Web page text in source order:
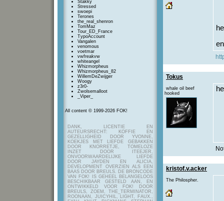
Stakky
Stressed
swoepi
Terones
the_real_shenron
TomMaz
Tour_ED_France
TypoAccount
Vangalen
venomous
voetmar
vwfreakvw
whiteangel
Whizmorpheus
Whizmorpheus_82
WillemDeZwijger
Woogy
z3r0-
Zwolsemalloot
_Viper_
All content © 1999-2026 FOK!
DANK, LICENTIE EN
AUTEURSRECHT: KOFFIE EN
GEZELLIGHEID DOOR YVONNE,
KOEKJES MET LIEFDE GEBAKKEN
DOOR KNORRETJE, TOMELOZE
INZET DOOR ITEEJER,
ONVOORWAARDELIJKE LIEFDE
DOOR JAYDEN EN ALICIA,
DEVELOPMENT OVERZIEN ALS EEN
BAAS DOOR BREULS. DE BRONCODE
VAN FOK! IS GEHEEL BELANGELOOS
BESCHIKBAAR GESTELD AAN, EN
ONTWIKKELD VOOR FOK! DOOR
BREULS, ZOEM, THE_TERMINATOR,
ROONAAN, JUICYHIL, LIGHT, FAUX.,
Tokus
whale oil beef
hooked
kristof.v.acker
The Philospher.